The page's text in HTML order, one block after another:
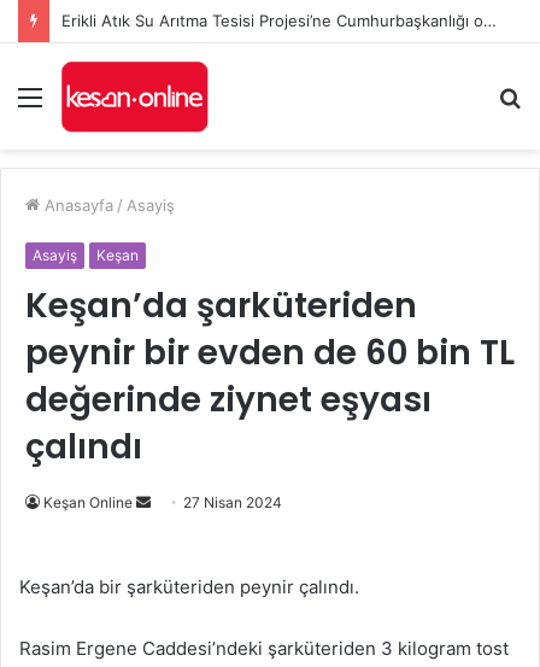
Erikli Atık Su Arıtma Tesisi Projesi’ne Cumhurbaşkanlığı onayı
Menü
...
Anasayfa / Asayiş
Asayiş Keşan
Keşan’da şarküteriden
peynir bir evden de 60 bin TL
değerinde ziynet eşyası
çalındı
Keşan Online
Bir
göndermek
27 Nisan 2024
Keşan’da bir şarküteriden peynir çalındı.
Rasim Ergene Caddesi’ndeki şarküteriden 3 kilogram tost